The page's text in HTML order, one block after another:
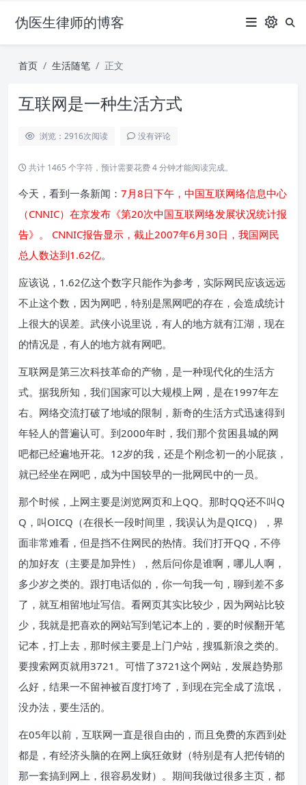
伪医生律师的博客
首页 生活随笔 正文
互联网是一种生活方式
浏览：2916次阅读 没有评论
共计 1465 个字符，预计需要花费 4 分钟才能阅读完成。
今天，看到一条新闻： 7月8日下午，中国互联网络信息中心
（CNNIC）在京发布《第20次中国互联网络发展状况统计报
告》。 CNNIC报告显示，截止2007年6月30日， 我国网民
总人数达到1.62亿。
应该说，1.62亿这个数字只能作为参考，实际网民应该远远
不止这个数，因为网吧，特别是黑网吧的存在，会造成统计
上很大的误差。武侠小说里说，有人的地方就有江湖，现在
的情况是，有人的地方就有网吧。
互联网是第三次科技革命的产物，是一种现代化的生活方
式。据我所知，我们国家可以大规模上网，是在1997年左
右。网络交流打破了地域的限制，新奇的生活方式迅速得到
年轻人的普遍认可。到2000年时，我们那个贫困县城的网
吧都已经遍地开花。12岁的我，还是个刚念初一的小屁孩，
就已经坐在网吧，成为中国较早的一批网民中的一员。
那个时候，上网主要是浏览网页和上QQ。那时QQ还不叫Q
Q，叫OICQ（在很长一段时间里，我误认为是QICQ），界
面非常难看，但是挡不住网民的热情。我们打开QQ，不停
的加好友（主要是加异性），然后问你是谁啊，哪儿人啊，
多少岁之类的。跟打电话似的，你一句我一句，聊到差不多
了，就互相留地址写信。看网页其实比较少，因为网站比较
少，我就是把喜欢的网站写到笔记本上的，要的时候翻开笔
记本，打上去，那时候主要是上门户站，搜狐新浪之类的。
要搜索网页就用3721。可惜了3721这个网站，发展趋势那
么好，结果一不留神被百度打垮了，到现在完全成了流氓，
没办法，要生活的。
在05年以前，互联网一直是很自由的，而且免费的东西到处
都是，有经济头脑的在网上疯狂敛财（特别是有人把传销的
那一套搞到网上，很容易发财）。期间我做过很多主页，都